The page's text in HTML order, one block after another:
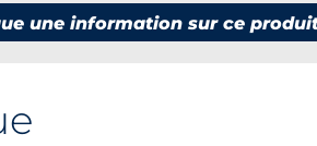
une information sur ce